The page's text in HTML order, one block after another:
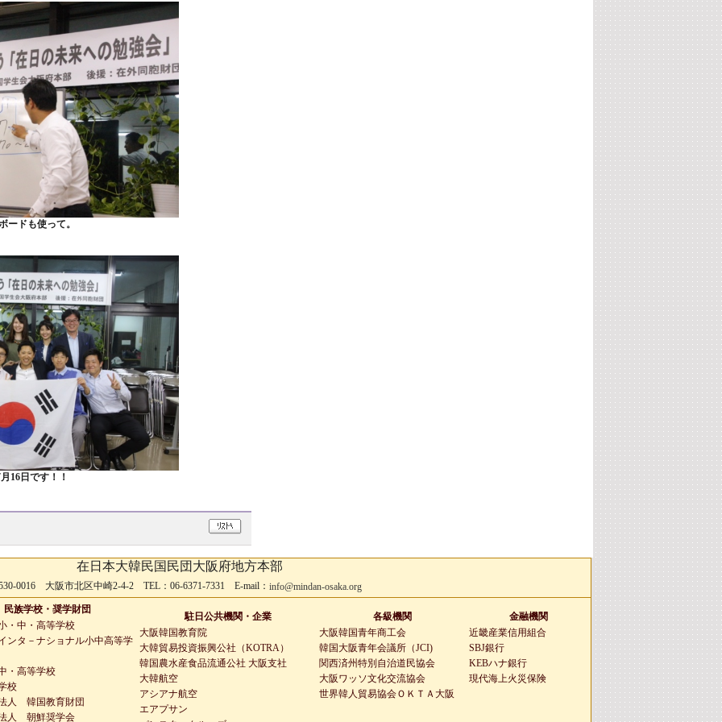
ードも使って。
16日です！！
在日本大韓民国民団大阪府地方本部
0016 大阪市北区中崎2-4-2 TEL：06-6371-7331 E-mail： info@mindan-osaka.org
民族学校・奨学財団
・中・高等学校
ンタ－ナショナル小中高等学
・高等学校
校
人 韓国教育財団
人 朝鮮奨学会
駐日公共機関・企業
大阪韓国教育院
大韓貿易投資振興公社（KOTRA）
韓国農水産食品流通公社 大阪支社
大韓航空
アシアナ航空
エアプサン
各級機関
大阪韓国青年商工会
韓国大阪青年会議所（JCI)
関西済州特別自治道民協会
大阪ワッソ文化交流協会
世界韓人貿易協会ＯＫＴＡ大阪
金融機関
近畿産業信用組合
SBJ銀行
KEBハナ銀行
現代海上火災保険